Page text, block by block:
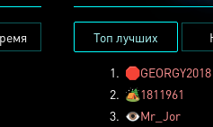
Топ лучших
1. 🛑GEORGY2018
2. 🏕️1811961
3. 👁️Mr_Jor